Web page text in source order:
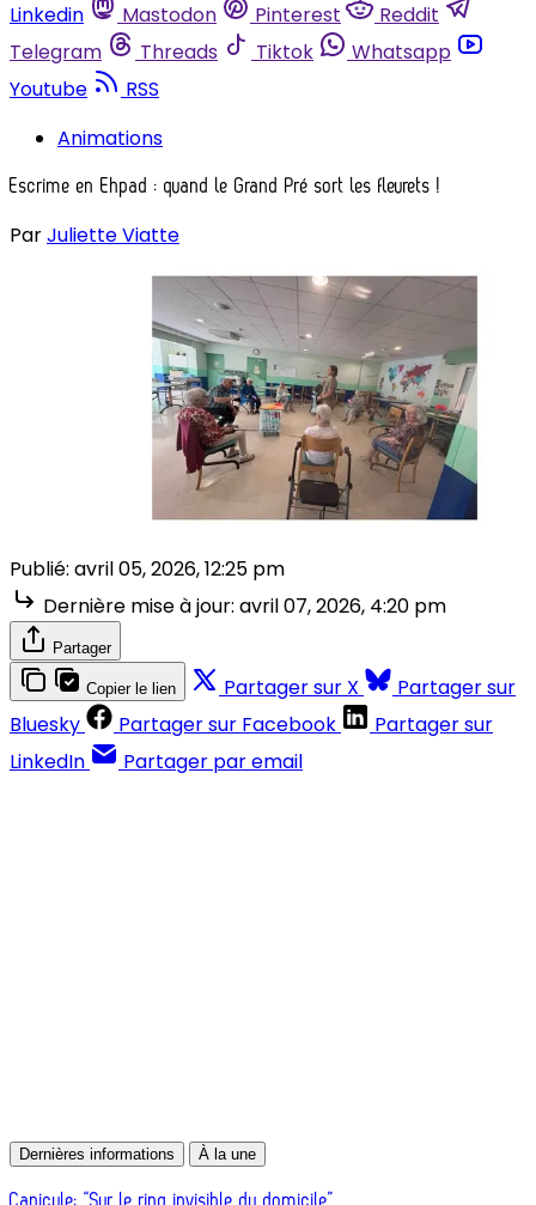
Linkedin
Mastodon Pinterest
Reddit
Telegram
Threads Tiktok
Whatsapp
Youtube
RSS
Animations
Escrime en Ehpad : quand le Grand Pré sort les fleurets !
ParJuliette Viatte
Publié: avril 05, 2026, 12:25 pm
Dernière mise à jour: avril 07, 2026, 4:20 pm
Partager
Copier le lien Partager sur X
Partager sur
Bluesky
Partager sur Facebook
Partager sur
LinkedIn
Partager par email
Dernières informations À la une
Canicule: “Sur le ring invisible du domicile”